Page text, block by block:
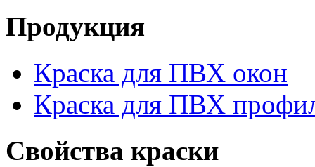
Продукция
Краска для ПВХ окон
Краска для ПВХ
Свойства краски